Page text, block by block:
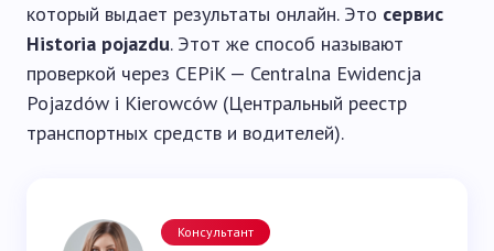
который выдает результаты онлайн. Это сервис
Historia pojazdu. Этот же способ называют
проверкой через CEPiK — Centralna Ewidencja
Pojazdów i Kierowców (Центральный реестр
транспортных средств и водителей).
Консультант